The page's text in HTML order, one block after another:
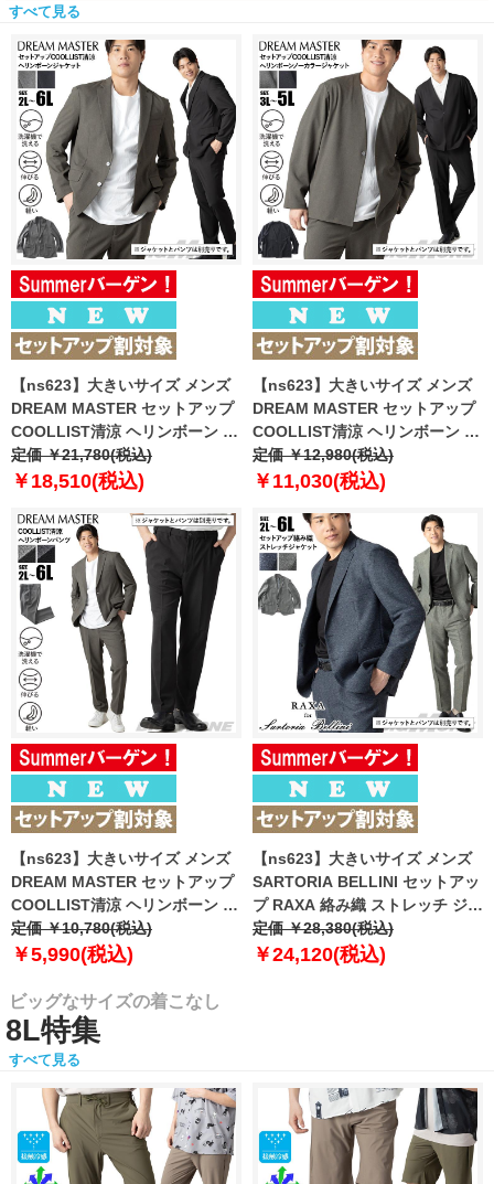
すべて見る
【ns623】大きいサイズ メンズ
DREAM MASTER セットアップ
COOLLIST清涼 ヘリンボーン ス
トレッチ ジャケット 軽量 ウォッ
シャブル スマリラ 春夏新作
定価 ￥21,780(税込)
￥18,510(税込)
【ns623】大きいサイズ メンズ
DREAM MASTER セットアップ
COOLLIST清涼 ヘリンボーン ス
トレッチ ノーカラー ジャケット
軽量 ウォッシャブル スマリラ 春
定価 ￥12,980(税込)
￥11,030(税込)
【ns623】大きいサイズ メンズ
DREAM MASTER セットアップ
COOLLIST清涼 ヘリンボーン ス
トレッチ パンツ 軽量 ウォッシャ
ブル スマリラ 春夏新作
定価 ￥10,780(税込)
￥5,990(税込)
【ns623】大きいサイズ メンズ
SARTORIA BELLINI セットアッ
プ RAXA 絡み織 ストレッチ ジャ
ケット 春夏新作 tzjk-33b
【fre】
定価 ￥28,380(税込)
￥24,120(税込)
ビッグなサイズの着こなし
8L特集
すべて見る